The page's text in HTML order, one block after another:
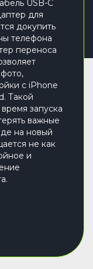
USB-C
для
докупить
телефона
переноса
с iPhone
Такой
запуска
важные
на новый
не как
и